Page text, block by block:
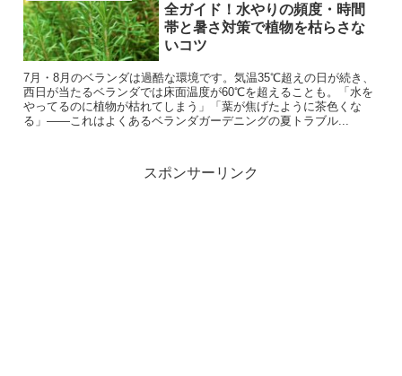
全ガイド！水やりの頻度・時間
帯と暑さ対策で植物を枯らさな
いコツ
7月・8月のベランダは過酷な環境です。気温35℃超えの日が続き、
西日が当たるベランダでは床面温度が60℃を超えることも。「水を
やってるのに植物が枯れてしまう」「葉が焦げたように茶色くな
る」——これはよくあるベランダガーデニングの夏トラブル...
スポンサーリンク